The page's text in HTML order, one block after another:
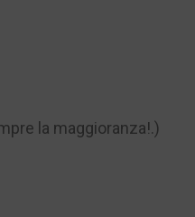
la maggioranza!.)